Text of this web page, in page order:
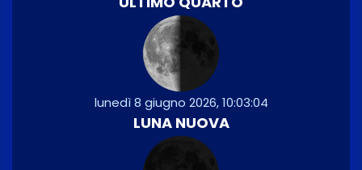
lunedì 8 giugno 2026, 10:03:04
LUNA NUOVA